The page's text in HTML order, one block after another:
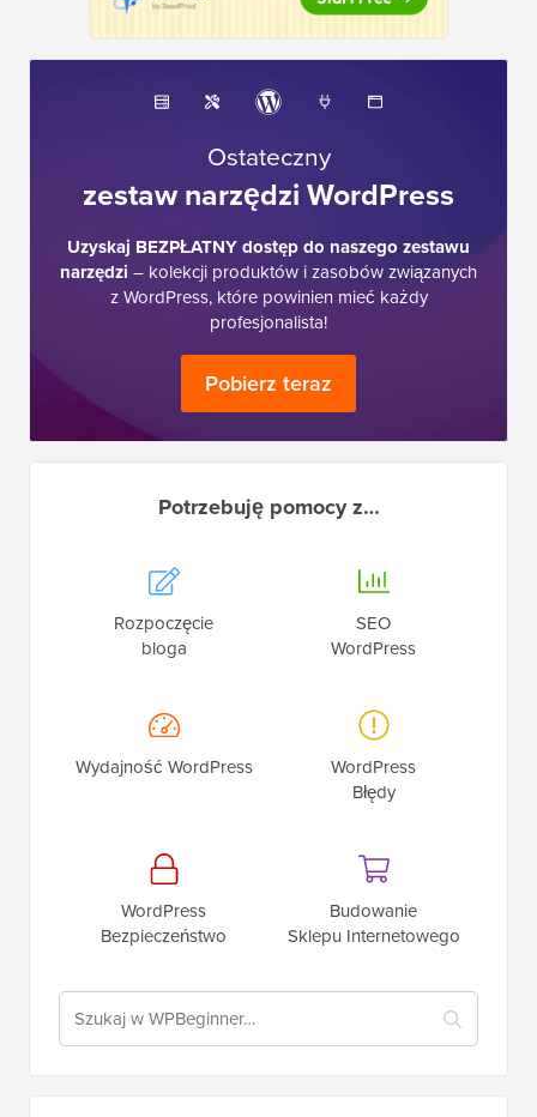
Ostateczny
zestaw narzędzi WordPress
Uzyskaj BEZPŁATNY dostęp do naszego zestawu
narzędzi – kolekcji produktów i zasobów związanych
z WordPress, które powinien mieć każdy
profesjonalista!
Pobierz teraz
Potrzebuję pomocy z…
Rozpoczęcie
bloga
SEO
WordPress
Wydajność WordPress
WordPress
Błędy
WordPress
Bezpieczeństwo
Budowanie
Sklepu Internetowego